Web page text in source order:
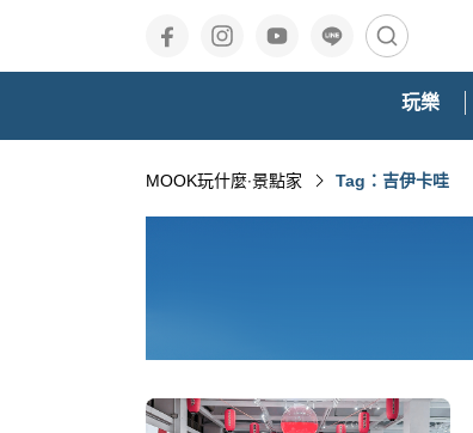
玩樂
MOOK玩什麼‧景點家 Tag：吉伊卡哇